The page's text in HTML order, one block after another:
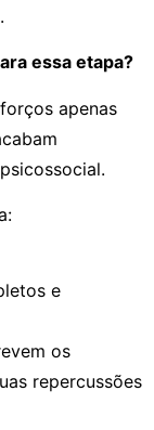
essa etapa?
apenas
e
os
repercussões